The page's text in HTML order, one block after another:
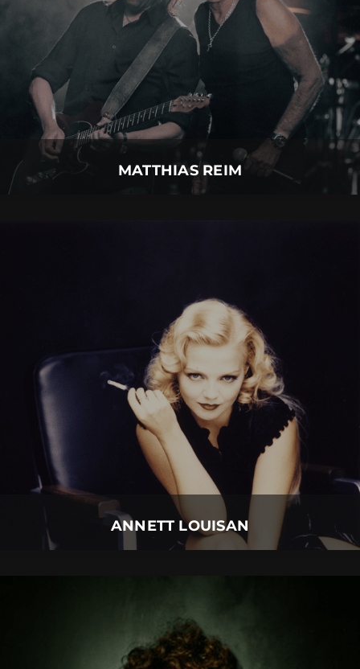
MATTHIAS REIM
MATTHIAS REIM
Mehr Details
ANNETT LOUISAN
ANNETT LOUISAN
2026 | Mittwoch | Insel Mainau
Mehr Details